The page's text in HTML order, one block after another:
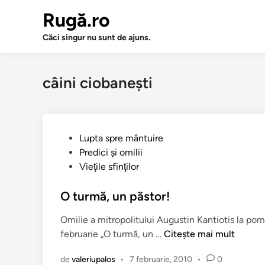
Rugă.ro
Căci singur nu sunt de ajuns.
câini ciobaneşti
i
a
t
Lupta spre mântuire
Predici şi omilii
Vieţile sfinţilor
O turmă, un păstor!
Omilie a mitropolitului Augustin Kantiotis la
februarie „O turmă, un … O
u
Citește mai mult
devaleriupalos • 7 februarie, 2010 • 0